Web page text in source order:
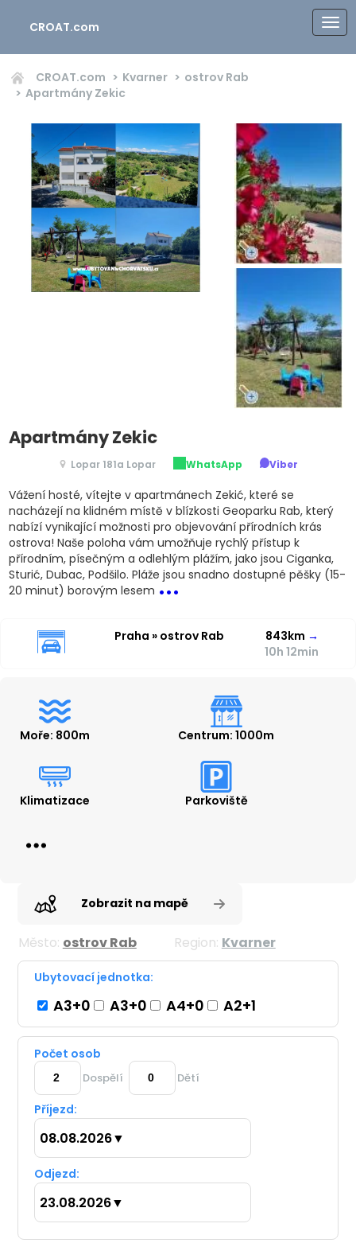
CROAT.com
CROAT.com Kvarner
ostrov Rab
Apartmány Zekic
Apartmány Zekic
Lopar 181a Lopar WhatsApp Viber
Vážení hosté, vítejte v apartmánech Zekić, které se
nacházejí na klidném místě v blízkosti Geoparku Rab, který
nabízí vynikající možnosti pro objevování přírodních krás
ostrova! Naše poloha vám umožňuje rychlý přístup k
přírodním, písečným a odlehlým plážím, jako jsou Ciganka,
Sturić, Dubac, Podšilo. Pláže jsou snadno dostupné pěšky (15-
20 minut) borovým lesem ...
Praha » ostrov Rab 843km →
10h 12min
Moře: 800m Centrum: 1000m
Klimatizace Parkoviště
Zobrazit na mapě
Město: ostrov Rab Region: Kvarner
Ubytovací jednotka:
A3+0 A3+0 A4+0 A2+1
Počet osob
Dospělí Dětí
Příjezd:
08.08.2026▼
Odjezd:
23.08.2026▼